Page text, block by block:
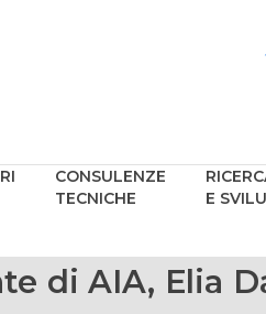
CONSULENZE
TECNICHE
E
di AIA, Elia